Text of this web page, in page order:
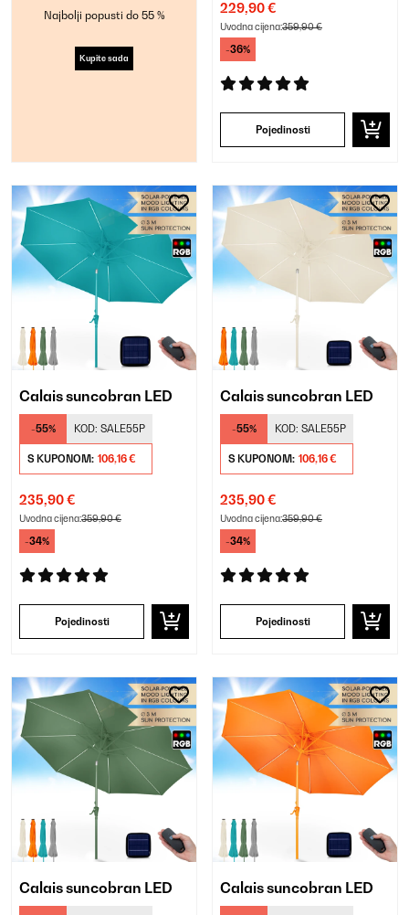
Najbolji popusti do 55 %
Kupite sada
229,90 €
Uvodna cijena:359,90 €
-36%
Pojedinosti
Calais suncobran LED
-55% KOD: SALE55P
S KUPONOM: 106,16 €
235,90 €
Uvodna cijena:359,90 €
-34%
Pojedinosti
Calais suncobran LED
-55% KOD: SALE55P
S KUPONOM: 106,16 €
235,90 €
Uvodna cijena:359,90 €
-34%
Pojedinosti
Calais suncobran LED Calais suncobran LED